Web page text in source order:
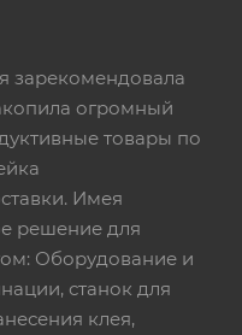
зарекомендовала
огромный
товары по
Имея
решение для
Оборудование и
станок для
клея,